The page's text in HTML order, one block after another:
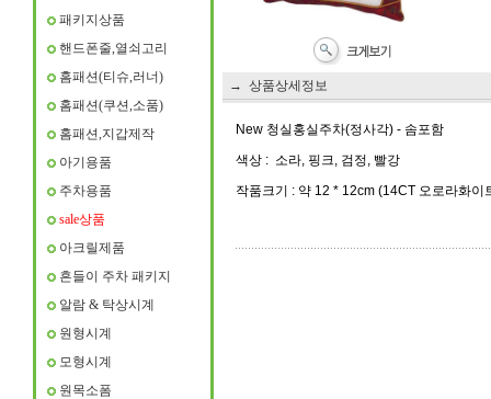
패키지상품
핸드폰줄,열쇠고리
홈패션(티슈,러너)
홈패션(쿠션,소품)
홈패션,지갑제작
아기용품
주차용품
sale상품
아크릴제품
흔들이 주차 패키지
알람 & 탁상시계
원형시계
모형시계
원목소폼
→ 상품상세정보
New 청실홍실주차(정사각) - 솜포함
색상 : 소라, 핑크, 검정, 빨강
작품크기 : 약 12 * 12cm (14CT 오로라화이